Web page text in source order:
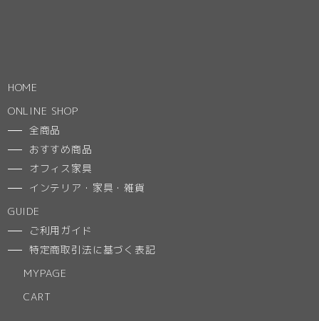
HOME
ONLINE SHOP
全商品
おすすめ商品
オフィス家具
インテリア・家具・雑貨
GUIDE
ご利用ガイド
特定商取引法に基づく表記
MYPAGE
CART